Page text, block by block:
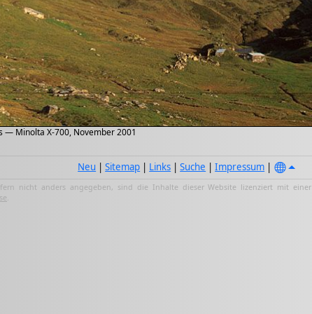
— Minolta X-700, November 2001
Neu |Sitemap | Links |Suche |Impressum |
nicht anders angegeben, sind die Inhalte dieser Website lizenziert mit einer